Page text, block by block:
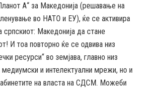
А“ за Македонија (решавање на
во НАТО и ЕУ), ќе се активира
српскиот: Македонија да стане
И тоа повторно ќе се одвива низ
ресурси“ во земјава, главно низ
медиумски и интелектуални мрежи, но и
на власта на СДСМ. Можеби